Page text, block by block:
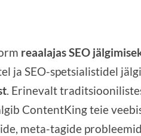
reaalajas SEO
ja SEO-spetsialistidel
. Erinevalt
ContentKing teie
meta-tagide